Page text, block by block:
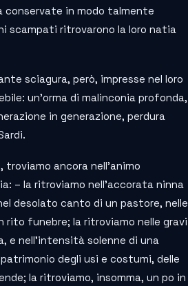
conservate in modo talmente
scampati ritrovarono la loro natia
sciagura, però, impresse nel loro
un’orma di malinconia profonda,
in generazione, perdura
troviamo ancora nell’animo
– la ritroviamo nell’accorata ninna
desolato canto di un pastore, nelle
rito funebre; la ritroviamo nelle gravi
e nell’intensità solenne di una
degli usi e costumi, delle
la ritroviamo, insomma, un po in